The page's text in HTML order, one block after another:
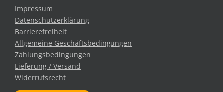
Impressum
Datenschutzerklärung
Barrierefreiheit
Allgemeine Geschäftsbedingungen
Zahlungsbedingungen
Lieferung / Versand
Widerrufsrecht